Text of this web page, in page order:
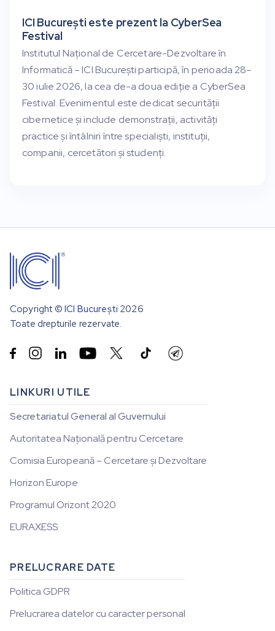
ICI București este prezent la CyberSea
Festival
Institutul Național de Cercetare-Dezvoltare în
Informatică – ICI București participă, în perioada 28–
30 iulie 2026, la cea de-a doua ediție a CyberSea
Festival. Evenimentul este dedicat securității
cibernetice și include demonstrații, activități
practice și întâlniri între specialiști, instituții,
companii, cercetători și studenți.
Copyright © ICI București 2026
Toate drepturile rezervate.
 
LINKURI UTILE
Secretariatul General al Guvernului
Autoritatea Națională pentru Cercetare
Comisia Europeană – Cercetare și Dezvoltare
Horizon Europe
Programul Orizont 2020
EURAXESS
PRELUCRARE DATE
Politica GDPR
Prelucrarea datelor cu caracter personal